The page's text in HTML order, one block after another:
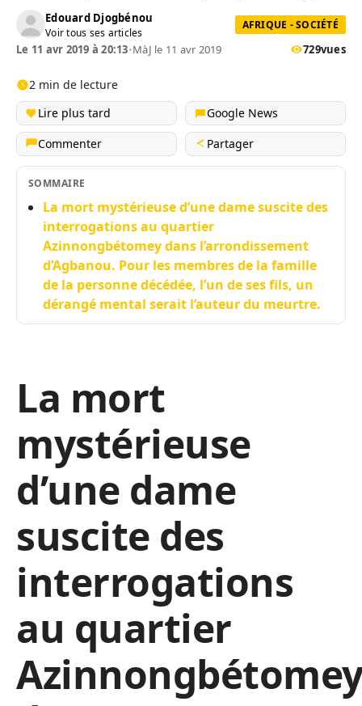
Edouard Djogbénou
Voir tous ses articles
AFRIQUE - SOCIÉTÉ
Le 11 avr 2019 à 20:13•MàJ le 11 avr 2019 729vues
2 min de lecture
Lire plus tard
Google News
Commenter
Partager
SOMMAIRE
La mort mystérieuse d’une dame suscite des
interrogations au quartier
Azinnongbétomey dans l’arrondissement
d’Agbanou. Pour les membres de la famille
de la personne décédée, l’un de ses fils, un
dérangé mental serait l’auteur du meurtre.
La mort
mystérieuse
d’une dame
suscite des
interrogations
au quartier